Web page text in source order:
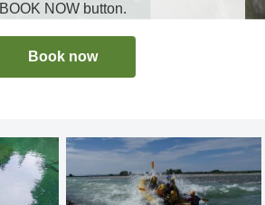
BOOK NOW button.
Book now